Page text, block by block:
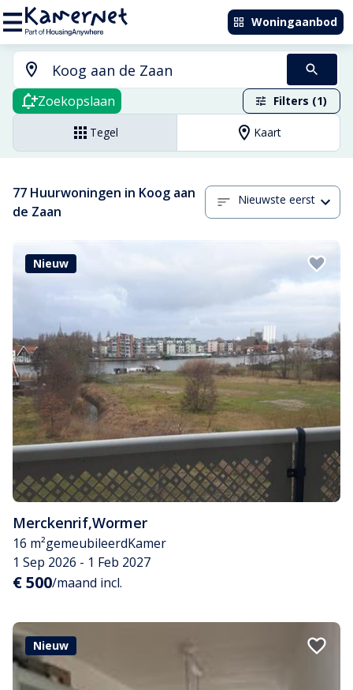
Woningaanbod
Zoekopslaan Filters (1)
Tegel Kaart
77 Huurwoningen in Koog aan
de Zaan
Nieuwste eerst
Nieuw
Merckenrif,Wormer
16 m²gemeubileerdKamer
1 Sep 2026 - 1 Feb 2027
€ 500/maand incl.
Nieuw